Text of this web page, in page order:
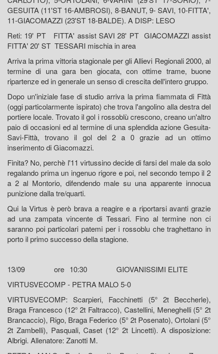
GESUITA (11'ST 16-AMBROSI), 8-BANUT, 9- SAVI, 10-FITTA',
11-GIACOMAZZI (23'ST 18-BALDE). A DISP: LESO
Reti: 19' PT FITTA' assist SAVI 28' PT GIACOMAZZI assist
FITTA' 20' ST TESSARI mischia in area
Arriva la prima vittoria stagionale per gli Allievi Regionali 2000, al
termine di una gara ben giocata, con ottime trame, buone
ripartenze ed in generale un senso di crescita dell'intero gruppo.
Dopo un'iniziale fase di studio arriva la prima fiammata di Fittà
(oggi particolarmente ispirato) che trova l'angolino alla destra del
portiere locale. Trovato il gol i rossoblù crescono, creano un'altro
paio di occasioni ed al termine di una splendida azione Gesuita-
Savi-Fittà, trovano il gol del 2 a 0 grazie ad un ottimo
inserimento di Giacomazzi.
Finita? No, perchè l'11 virtussino decide di farsi del male da solo
regalando prima un ingenuo rigore e poi, nel secondo tempo il 2
a 2 al Montorio, difendendo male su una apparente innocua
punizione dalla tre/quarti.
Qui la Virtus è però brava a reagire e a riportarsi avanti grazie
ad una zampata vincente di Tessari. Fino al termine non ci
saranno poi particolari patemi per i rossoblu che traghettano in
porto il primo successo della stagione.
13/09 ore 10:30
GIOVANISSIMI ELITE
VIRTUSVECOMP - PETRA MALO 5-0
VIRTUSVECOMP: Scarpieri, Facchinetti (5° 2t Beccherle),
Braga Francesco (12° 2t Faltracco), Castellini, Meneghelli (5° 2t
Brancaccio), Rigo, Braga Federico (5° 2t Posenato), Ortolani (5°
2t Zambelli), Pasquali, Caset (12° 2t Lincetti). A disposizione:
Albrigi. Allenatore: Zanotti M.